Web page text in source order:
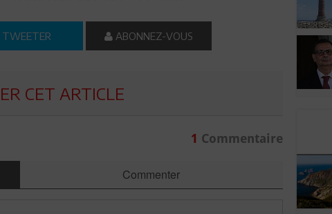
TWEETER ABONNEZ-VOUS
CET ARTICLE
1 Commentaire
Commenter